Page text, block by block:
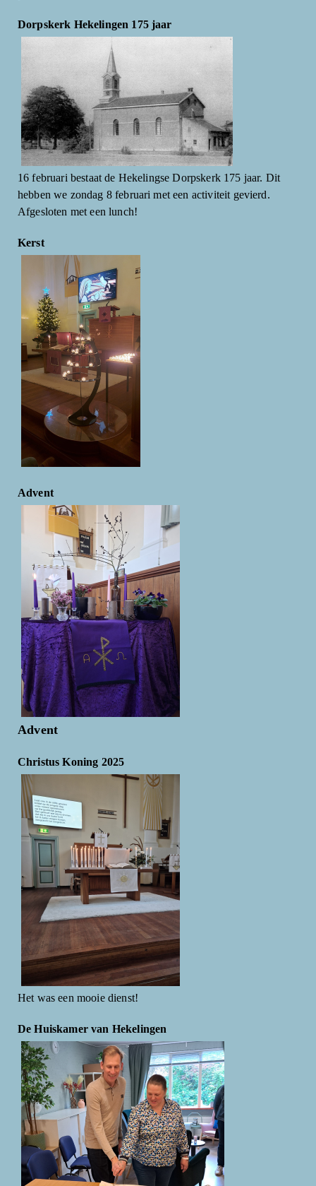
Dorpskerk Hekelingen 175 jaar
16 februari bestaat de Hekelingse Dorpskerk 175 jaar. Dit
hebben we zondag 8 februari met een activiteit gevierd.
Afgesloten met een lunch!
Kerst
Advent
Advent
Christus Koning 2025
Het was een mooie dienst!
De Huiskamer van Hekelingen